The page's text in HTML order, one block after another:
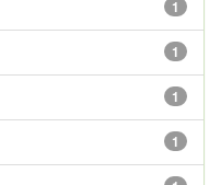
1
1
1
1